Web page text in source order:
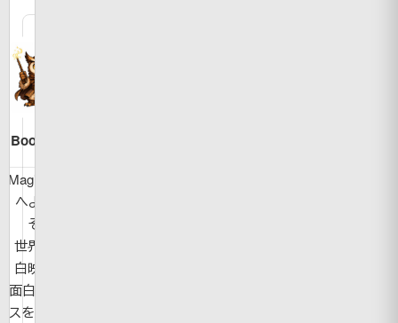
Bookman
MagicBook
へようこ
そ！
世界の面
白映像や
面白ニュー
スを紹介し